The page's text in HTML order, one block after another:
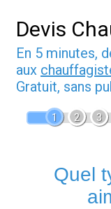
Devis
En 5 minutes,
aux
Gratuit, sans
1 2 3
Quel